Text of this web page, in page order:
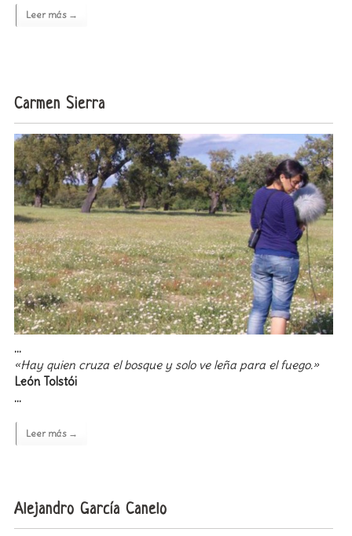
Leer más →
Carmen Sierra
…
«Hay quien cruza el bosque y solo ve leña para el fuego.»
León Tolstói
…
Leer más →
Alejandro García Canelo